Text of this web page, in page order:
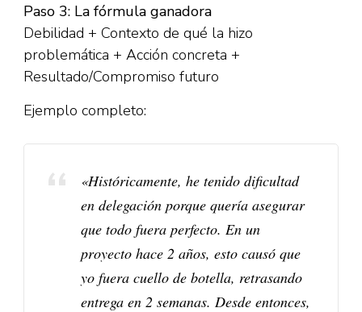
Paso 3: La fórmula ganadora
Debilidad + Contexto de qué la hizo
problemática + Acción concreta +
Resultado/Compromiso futuro​
Ejemplo completo:
«Históricamente, he tenido dificultad
en delegación porque quería asegurar
que todo fuera perfecto. En un
proyecto hace 2 años, esto causó que
yo fuera cuello de botella, retrasando
entrega en 2 semanas. Desde entonces,